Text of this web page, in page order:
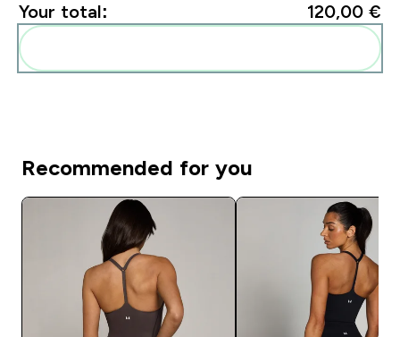
Your total: 120,00 €‎
Recommended for you